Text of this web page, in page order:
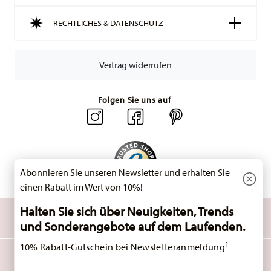
vorrätige Artikel. Sie können die Lieferzeiten in andere
Retourenservice.
RECHTLICHES & DATENSCHUTZ
Vertrag widerrufen
Folgen Sie uns auf
ENTDECKEN SIE UNSERE MARKEN
Design & Funktionalität für Ihr Zuhause
Abonnieren Sie unseren Newsletter und erhalten Sie
einen Rabatt im Wert von 10%!
Halten Sie sich über Neuigkeiten, Trends
und Sonderangebote auf dem Laufenden.
10% Rabatt-Gutschein bei Newsletteranmeldung1